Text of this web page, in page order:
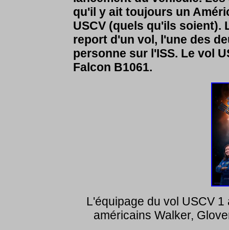
qu'il y ait toujours un
USCV (quels qu'ils soient).
report d'un vol, l'une des
personne sur l'ISS. Le vol
Falcon B1061.
L'équipage du vol USCV
américains Walker,